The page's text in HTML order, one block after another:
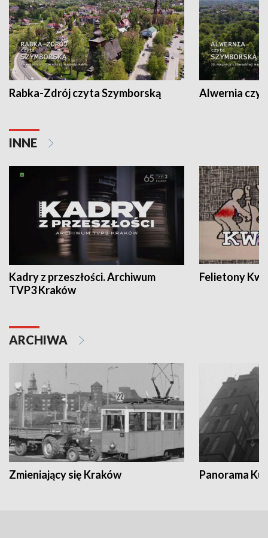
Rabka-Zdrój czyta Szymborską Alwernia
INNE
Kadry z przeszłości. Archiwum
TVP3 Kraków
Felietony
ARCHIWA
Zmieniający się Kraków Panorama